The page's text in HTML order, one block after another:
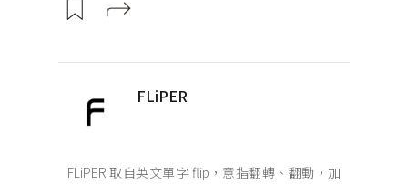
FLiPER
FLiPER 取自英文單字 flip，意指翻轉、翻動，加